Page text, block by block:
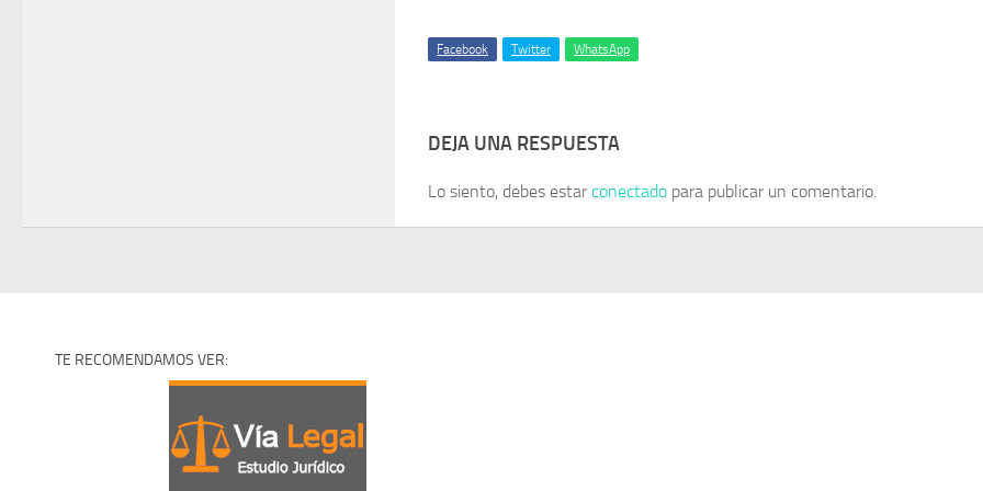
Facebook Twitter WhatsApp
DEJA UNA RESPUESTA
Lo siento, debes estarconectado para publicar un comentario.
TE RECOMENDAMOS VER: